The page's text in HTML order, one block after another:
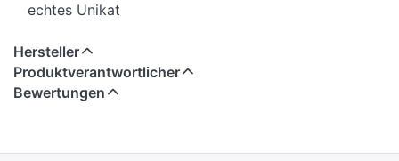
echtes Unikat
Hersteller
Produktverantwortlicher
Bewertungen